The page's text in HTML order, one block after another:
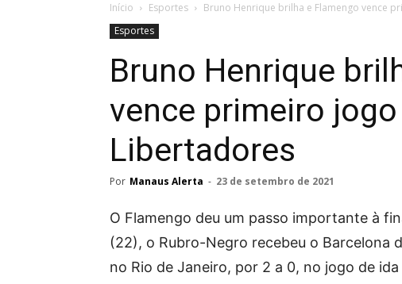
Alerta
Início Esportes
Bruno Henrique brilha e Flamengo vence
Esportes
Bruno Henrique
vence primeiro
Libertadores
Por Manaus Alerta - 23 de setembro de 2021
O Flamengo deu um passo importante à
(22), o Rubro-Negro recebeu o Barcelona
no Rio de Janeiro, por 2 a 0, no jogo de